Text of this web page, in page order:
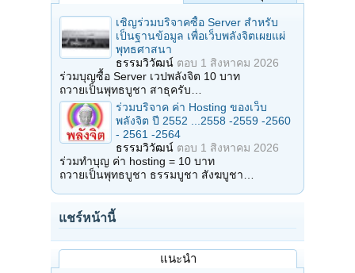
เชิญร่วมบริจาคซื้อ Server สำหรับ
เป็นฐานข้อมูล เพื่อเว็บพลังจิตเผยแผ่
พุทธศาสนา
ธรรมวิวัฒน์ ตอบ 1 สิงหาคม 2026
ร่วมบุญซื้อ Server เวปพลังจิต 10 บาท
ถวายเป็นพุทธบูชา สาธุครับ…
ร่วมบริจาค ค่า Hosting ของเว็บ
พลังจิต ปี 2552 ...2558 -2559 -2560
- 2561 -2564
ธรรมวิวัฒน์ ตอบ 1 สิงหาคม 2026
ร่วมทำบุญ ค่า hosting = 10 บาท
ถวายเป็นพุทธบูชา ธรรมบูชา สังฆบูชา…
แชร์หน้านี้
แนะนำ